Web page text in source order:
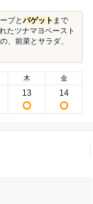
プとバゲット まで
たツナマヨペースト
、前菜とサラダ、
木
13
金
14